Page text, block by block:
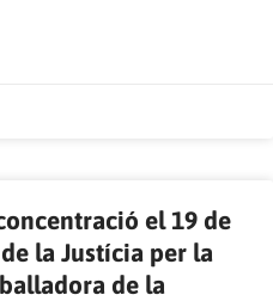
el 19 de
la Justícia per la
de la